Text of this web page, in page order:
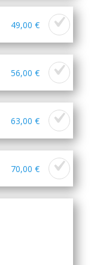
49,00 €
56,00 €
63,00 €
70,00 €